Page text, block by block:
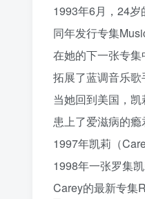
1993年6月，24岁
同年发行专集
在她的下一张专集
拓展了蓝调音乐歌
当她回到美国，
患上了爱滋病的
1997年凯莉（
1998年一张罗集
Carey的最新专集